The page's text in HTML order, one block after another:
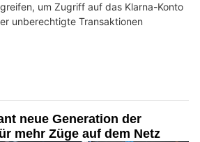
um Zugriff auf das Klarna-Konto
unberechtigte Transaktionen
neue Generation der
mehr Züge auf dem Netz